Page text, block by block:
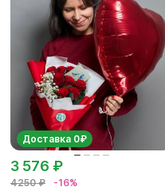
Доставка 0₽
4250 ₽ -16%
3 576 ₽